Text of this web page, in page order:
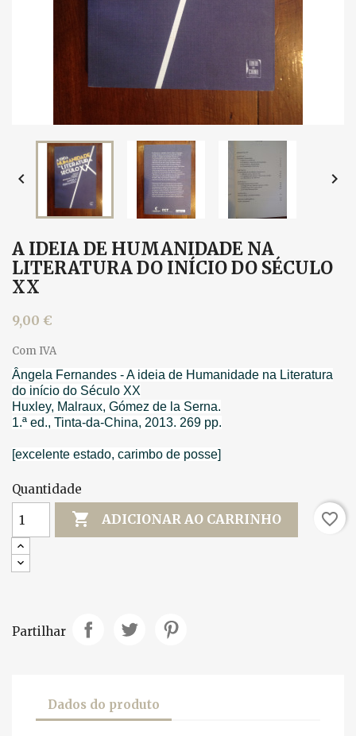
 
A IDEIA DE HUMANIDADE NA
LITERATURA DO INÍCIO DO SÉCULO
XX
9,00 €
Com IVA
Ângela Fernandes - A ideia de Humanidade na Literatura
do início do Século XX
Huxley, Malraux, Gómez de la Serna.
1.ª ed., Tinta-da-China, 2013. 269 pp.
[excelente estado, carimbo de posse]
Quantidade
 ADICIONAR AO CARRINHO favorite_border
Partilhar
Dados do produto